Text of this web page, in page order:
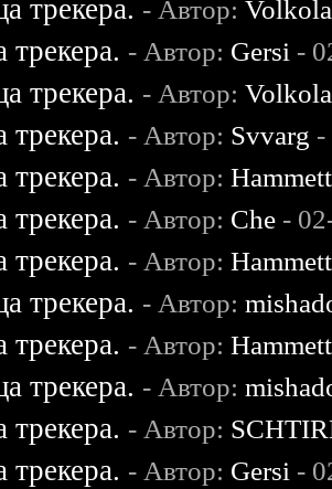
трекера. - Автор:
трекера. - Автор: Gersi -
трекера. - Автор:
трекера. - Автор: Svvarg -
трекера. - Автор:Hammett
трекера. - Автор: Che -
трекера. - Автор:Hammett
трекера. - Автор:
трекера. - Автор:Hammett
трекера. - Автор:
трекера. - Автор:
трекера. - Автор: Gersi -